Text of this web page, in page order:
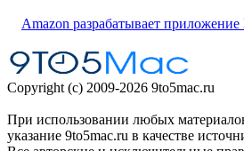
Amazon разрабатывает
Copyright (c) 2009-2026 9to5mac.ru
При использовании любых
указание 9to5mac.ru в качестве